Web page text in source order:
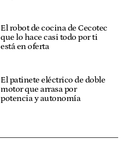
El robot de cocina de Cecotec
que lo hace casi todo por ti
está en oferta
El patinete eléctrico de doble
motor que arrasa por
potencia y autonomía